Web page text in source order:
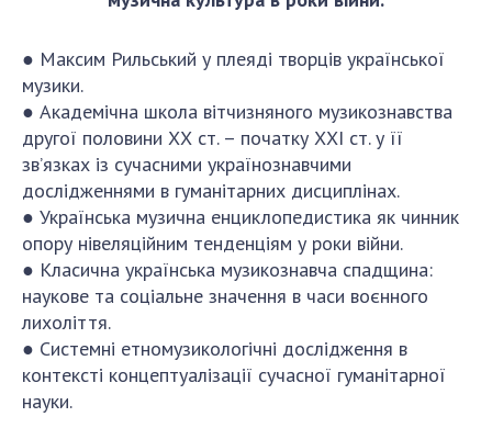
● Максим Рильський у плеяді творців української
музики.
● Академічна школа вітчизняного музикознавства
другої половини ХХ ст. – початку ХХІ ст. у її
зв’язках із сучасними українознавчими
дослідженнями в гуманітарних дисциплінах.
● Українська музична енциклопедистика як чинник
опору нівеляційним тенденціям у роки війни.
● Класична українська музикознавча спадщина:
наукове та соціальне значення в часи воєнного
лихоліття.
● Системні етномузикологічні дослідження в
контексті концептуалізації сучасної гуманітарної
науки.